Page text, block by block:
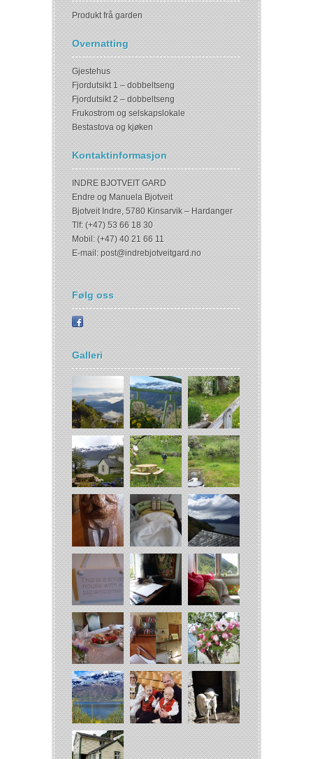
Produkt frå garden
Overnatting
Gjestehus
Fjordutsikt 1 – dobbeltseng
Fjordutsikt 2 – dobbeltseng
Frukostrom og selskapslokale
Bestastova og kjøken
Kontaktinformasjon
INDRE BJOTVEIT GARD
Endre og Manuela Bjotveit
Bjotveit Indre, 5780 Kinsarvik – Hardanger
Tlf: (+47) 53 66 18 30
Mobil: (+47) 40 21 66 11
E-mail:post@indrebjotveitgard.no
Følg oss
Galleri